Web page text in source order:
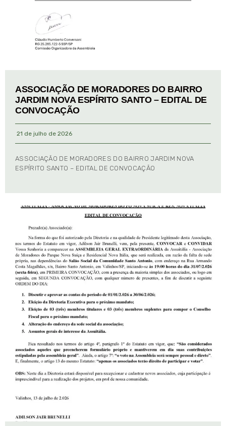
ASSOCIAÇÃO DE MORADORES DO BAIRRO
JARDIM NOVA ESPÍRITO SANTO – EDITAL DE
CONVOCAÇÃO
21 de julho de 2026
ASSOCIAÇÃO DE MORADORES DO BAIRRO JARDIM NOVA
ESPÍRITO SANTO – EDITAL DE CONVOCAÇÃO